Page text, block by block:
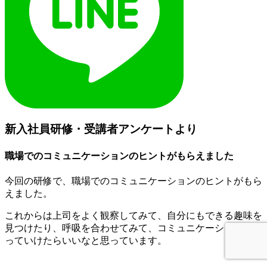
新入社員研修・受講者アンケートより
職場でのコミュニケーションのヒントがもらえました
今回の研修で、職場でのコミュニケーションのヒントがもら
えました。
これからは上司をよく観察してみて、自分にもできる趣味を
見つけたり、呼吸を合わせてみて、コミュニケーションを図
っていけたらいいなと思っています。